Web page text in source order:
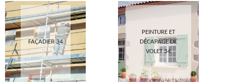
FAÇADIER 34
PEINTURE ET
DÉCAPAGE DE
VOLET 34